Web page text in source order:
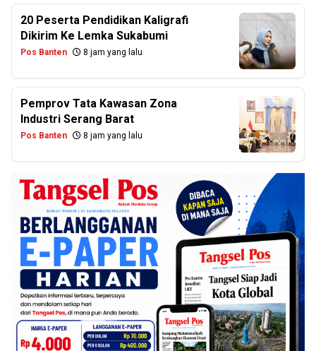
20 Peserta Pendidikan Kaligrafi
Dikirim Ke Lemka Sukabumi
Pos Banten 8 jam yang lalu
Pemprov Tata Kawasan Zona
Industri Serang Barat
Pos Banten 8 jam yang lalu